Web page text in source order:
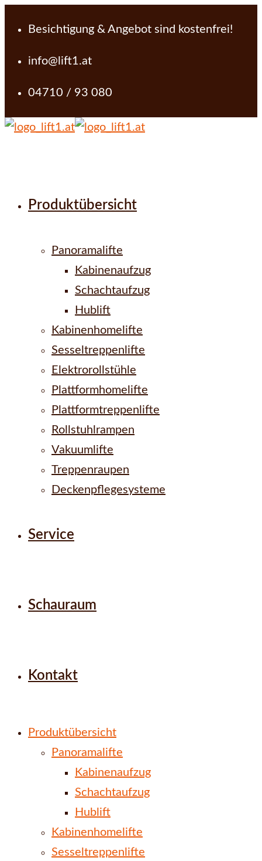
Besichtigung & Angebot sind kostenfrei!
info@lift1.at
04710 / 93 080
Produktübersicht
Panoramalifte
Kabinenaufzug
Schachtaufzug
Hublift
Kabinenhomelifte
Sesseltreppenlifte
Elektrorollstühle
Plattformhomelifte
Plattformtreppenlifte
Rollstuhlrampen
Vakuumlifte
Treppenraupen
Deckenpflegesysteme
Service
Schauraum
Kontakt
Produktübersicht
Panoramalifte
Kabinenaufzug
Schachtaufzug
Hublift
Kabinenhomelifte
Sesseltreppenlifte